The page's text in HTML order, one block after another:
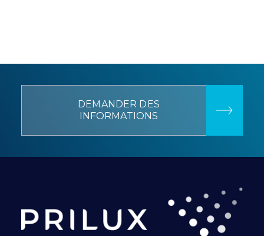
DEMANDER DES
INFORMATIONS